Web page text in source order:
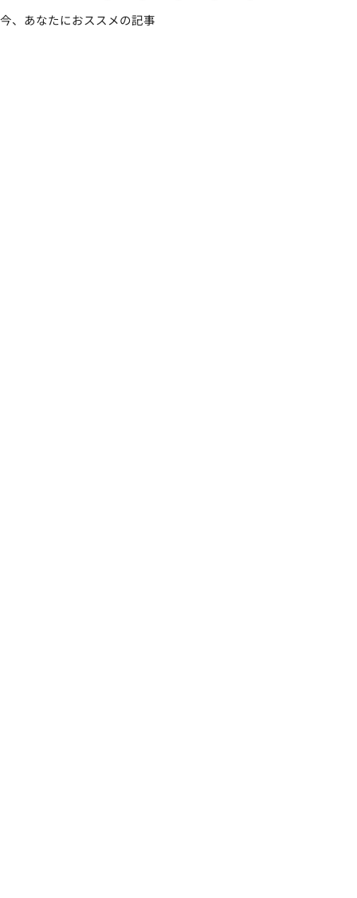
今、あなたにおススメの記事